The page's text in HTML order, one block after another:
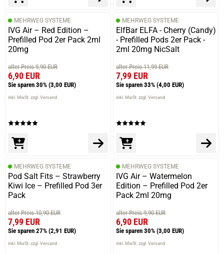
MEHRWEG SYSTEME
IVG Air – Red Edition –
Prefilled Pod 2er Pack 2ml
20mg
alter Preis 9,90 EUR
6,90 EUR
Sie sparen 30% (3,00 EUR)
inkl. MwSt. zzgl. Versand
MEHRWEG SYSTEME
ElfBar ELFA - Cherry (Candy)
- Prefilled Pods 2er Pack -
2ml 20mg NicSalt
alter Preis 11,99 EUR
7,99 EUR
Sie sparen 33% (4,00 EUR)
inkl. MwSt. zzgl. Versand
MEHRWEG SYSTEME
Pod Salt Fits – Strawberry
Kiwi Ice – Prefilled Pod 3er
Pack
alter Preis 10,90 EUR
7,99 EUR
Sie sparen 27% (2,91 EUR)
inkl. MwSt. zzgl. Versand
MEHRWEG SYSTEME
IVG Air – Watermelon
Edition – Prefilled Pod 2er
Pack 2ml 20mg
alter Preis 9,90 EUR
6,90 EUR
Sie sparen 30% (3,00 EUR)
inkl. MwSt. zzgl. Versand